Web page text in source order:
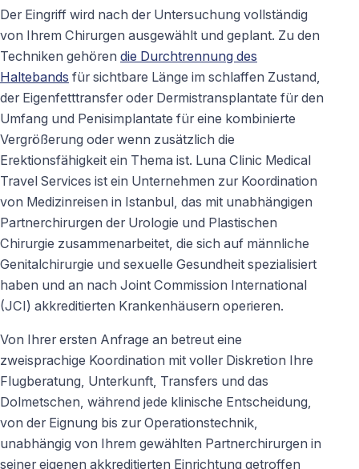
Der Eingriff wird nach der Untersuchung vollständig
von Ihrem Chirurgen ausgewählt und geplant. Zu den
Techniken gehören die Durchtrennung des
Haltebands für sichtbare Länge im schlaffen Zustand,
der Eigenfetttransfer oder Dermistransplantate für den
Umfang und Penisimplantate für eine kombinierte
Vergrößerung oder wenn zusätzlich die
Erektionsfähigkeit ein Thema ist. Luna Clinic Medical
Travel Services ist ein Unternehmen zur Koordination
von Medizinreisen in Istanbul, das mit unabhängigen
Partnerchirurgen der Urologie und Plastischen
Chirurgie zusammenarbeitet, die sich auf männliche
Genitalchirurgie und sexuelle Gesundheit spezialisiert
haben und an nach Joint Commission International
(JCI) akkreditierten Krankenhäusern operieren.
Von Ihrer ersten Anfrage an betreut eine
zweisprachige Koordination mit voller Diskretion Ihre
Flugberatung, Unterkunft, Transfers und das
Dolmetschen, während jede klinische Entscheidung,
von der Eignung bis zur Operationstechnik,
unabhängig von Ihrem gewählten Partnerchirurgen in
seiner eigenen akkreditierten Einrichtung getroffen